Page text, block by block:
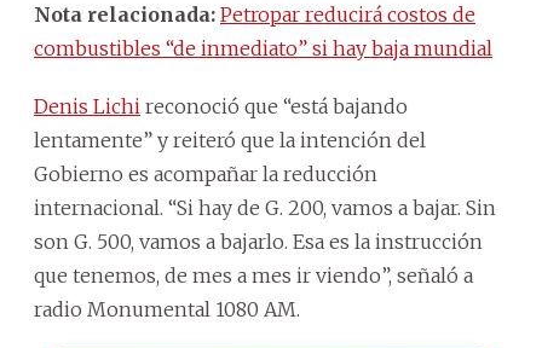
Nota relacionada: Petropar reducirá costos de
combustibles “de inmediato” si hay baja mundial
Denis Lichi reconoció que “está bajando
lentamente” y reiteró que la intención del
Gobierno es acompañar la reducción
internacional. “Si hay de G. 200, vamos a bajar. Sin
son G. 500, vamos a bajarlo. Esa es la instrucción
que tenemos, de mes a mes ir viendo”, señaló a
radio Monumental 1080 AM.